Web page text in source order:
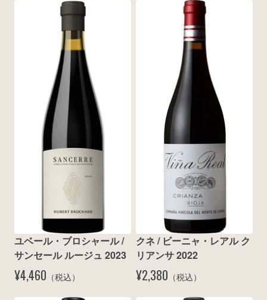
ユベール・ブロシャール /
サンセール ルージュ 2023
¥4,460 （税込）
クネ / ビーニャ・レアル ク
リアンサ 2022
¥2,380 （税込）